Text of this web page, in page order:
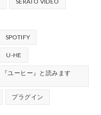
SPOTIFY
U-HE
ユーヒー』と読みます
プラグイン